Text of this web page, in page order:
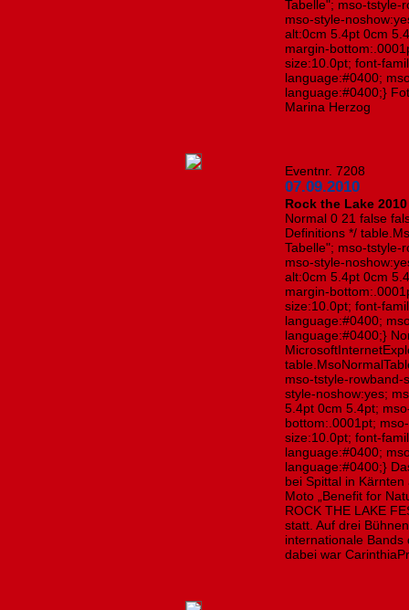
Tabelle"; mso-tstyle-
mso-style-
alt:0cm 5.4pt 0cm
margin-
size:10.0pt; font-
language:#0400;
language:#0400;}
Marina Herzog
Eventnr. 7208
07.09.2010
Rock the Lake
Normal 0 21 false
Definitions */
Tabelle"; mso-tstyle-
mso-style-
alt:0cm 5.4pt 0cm
margin-
size:10.0pt; font-
language:#0400;
language:#0400;}
mso-tstyle-rowband-
style-noshow:yes;
5.4pt 0cm 5.4pt;
bottom:.0001pt;
size:10.0pt; font-
language:#0400;
language:#0400;}
bei Spittal in
Moto „Benefit for
ROCK THE LAKE
statt. Auf drei
internationale
dabei war